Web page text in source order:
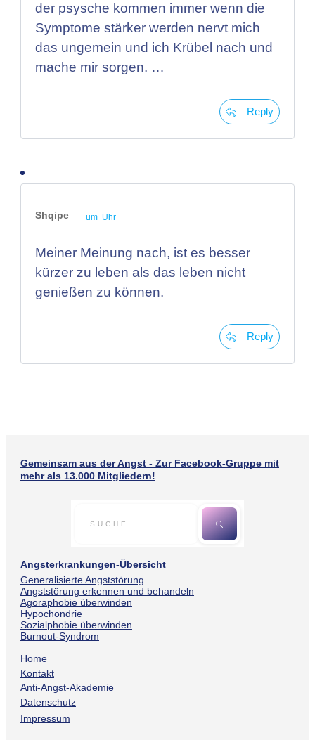
der psysche kommen immer wenn die
Symptome stärker werden nervt mich
das ungemein und ich Krübel nach und
mache mir sorgen. …
Reply
Shqipe um Uhr
Meiner Meinung nach, ist es besser
kürzer zu leben als das leben nicht
genießen zu können.
Reply
Gemeinsam aus der Angst - Zur Facebook-Gruppe mit
mehr als 13.000 Mitgliedern!
Angsterkrankungen-Übersicht
Generalisierte Angststörung
Angststörung erkennen und behandeln
Agoraphobie überwinden
Hypochondrie
Sozialphobie überwinden
Burnout-Syndrom
Home
Kontakt
Anti-Angst-Akademie
Datenschutz
Impressum